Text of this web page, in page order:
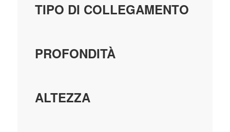
TIPO DI COLLEGAMENTO
PROFONDITÀ
ALTEZZA